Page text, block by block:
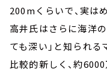
200mくらいで、実は
高井氏はさらに海洋
ても深い」と知られ
比較的新しく、約